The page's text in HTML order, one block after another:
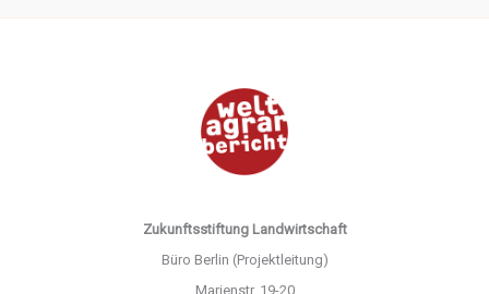
Zukunftsstiftung Landwirtschaft
Büro Berlin (Projektleitung)
Marienstr. 19-20